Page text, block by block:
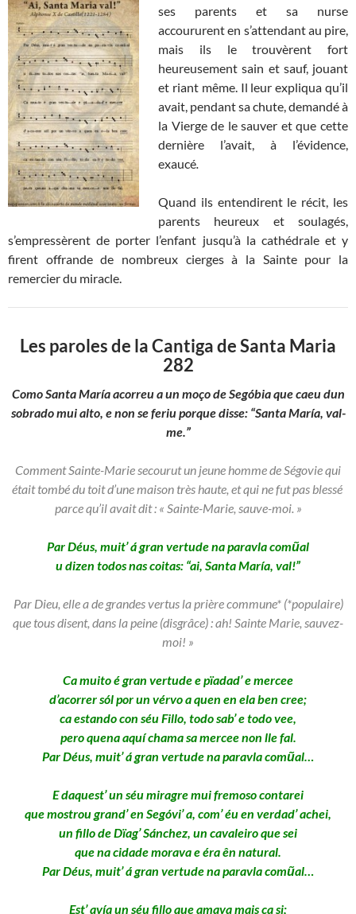
ses parents et sa nurse
accoururent en s’attendant au pire,
mais ils le trouvèrent fort
heureusement sain et sauf, jouant
et riant même. Il leur expliqua qu’il
avait, pendant sa chute, demandé à
la Vierge de le sauver et que cette
dernière l’avait, à l’évidence,
exaucé.
Quand ils entendirent le récit, les
parents heureux et soulagés,
s’empressèrent de porter l’enfant jusqu’à la cathédrale et y
firent offrande de nombreux cierges à la Sainte pour la
remercier du miracle.
Les paroles de la Cantiga de Santa Maria
282
Como Santa María acorreu a un moço de Segóbia que caeu dun
sobrado mui alto, e non se feriu porque disse: “Santa María, val-
me.”
Comment Sainte-Marie secourut un jeune homme de Ségovie qui
était tombé du toit d’une maison très haute, et qui ne fut pas blessé
parce qu’il avait dit : « Sainte-Marie, sauve-moi. »
Par Déus, muit’ á gran vertude na paravla comũal
u dizen todos nas coitas: “ai, Santa María, val!”
Par Dieu, ellea de grandes vertus la prière commune* (*populaire)
que tous disent, dans la peine (disgrâce) : ah! Sainte Marie, sauvez-
moi! »
Ca muito é gran vertude e pïadad’ e mercee
d’acorrer sól por un vérvo a quen en ela ben cree;
ca estando con séu Fillo, todo sab’ e todo vee,
pero quena aquí chama sa mercee non lle fal.
Par Déus, muit’ á gran vertude na paravla comũal…
E daquest’ un séu miragre mui fremoso contarei
que mostrou grand’ en Segóvi’ a, com’ éu en verdad’ achei,
un fillo de Dïag’ Sánchez, un cavaleiro que sei
que na cidade morava e éra ên natural.
Par Déus, muit’ á gran vertude na paravla comũal…
Est’ avía un séu fillo que amava mais ca si;